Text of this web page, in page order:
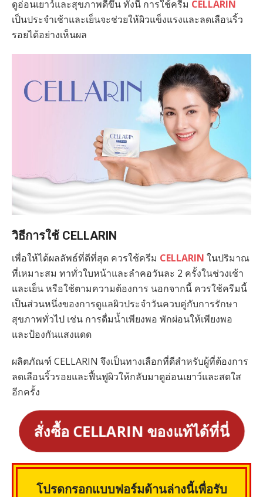
ดูอ่อนเยาว์และสุขภาพดีขึ้น ทั้งนี้ การใช้ครีม CELLARIN
เป็นประจำเช้าและเย็นจะช่วยให้ผิวแข็งแรงและลดเลือนริ้ว
รอยได้อย่างเห็นผล
วิธีการใช้ CELLARIN
เพื่อให้ได้ผลลัพธ์ที่ดีที่สุด ควรใช้ครีม CELLARIN ในปริมาณ
ที่เหมาะสม ทาทั่วใบหน้าและลำคอวันละ 2 ครั้งในช่วงเช้า
และเย็น หรือใช้ตามความต้องการ นอกจากนี้ ควรใช้ครีมนี้
เป็นส่วนหนึ่งของการดูแลผิวประจำวันควบคู่กับการรักษา
สุขภาพทั่วไป เช่น การดื่มน้ำเพียงพอ พักผ่อนให้เพียงพอ
และป้องกันแสงแดด
ผลิตภัณฑ์ CELLARIN จึงเป็นทางเลือกที่ดีสำหรับผู้ที่ต้องการ
ลดเลือนริ้วรอยและฟื้นฟูผิวให้กลับมาดูอ่อนเยาว์และสดใส
อีกครั้ง
สั่งซื้อ CELLARIN ของแท้ได้ที่นี่
โปรดกรอกแบบฟอร์มด้านล่างนี้เพื่อรับ